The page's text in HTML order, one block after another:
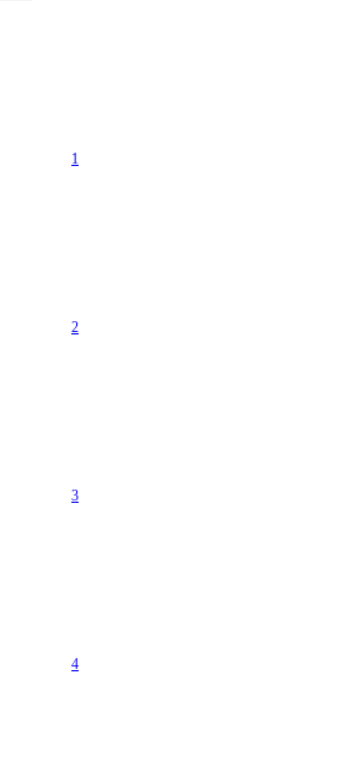
1
2
3
4